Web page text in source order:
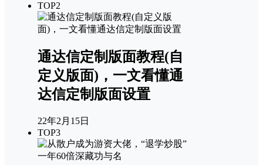
TOP2
通达信定制版面教程(自
定义版面)，一文看懂通
达信定制版面设置
22年2月15日
TOP3